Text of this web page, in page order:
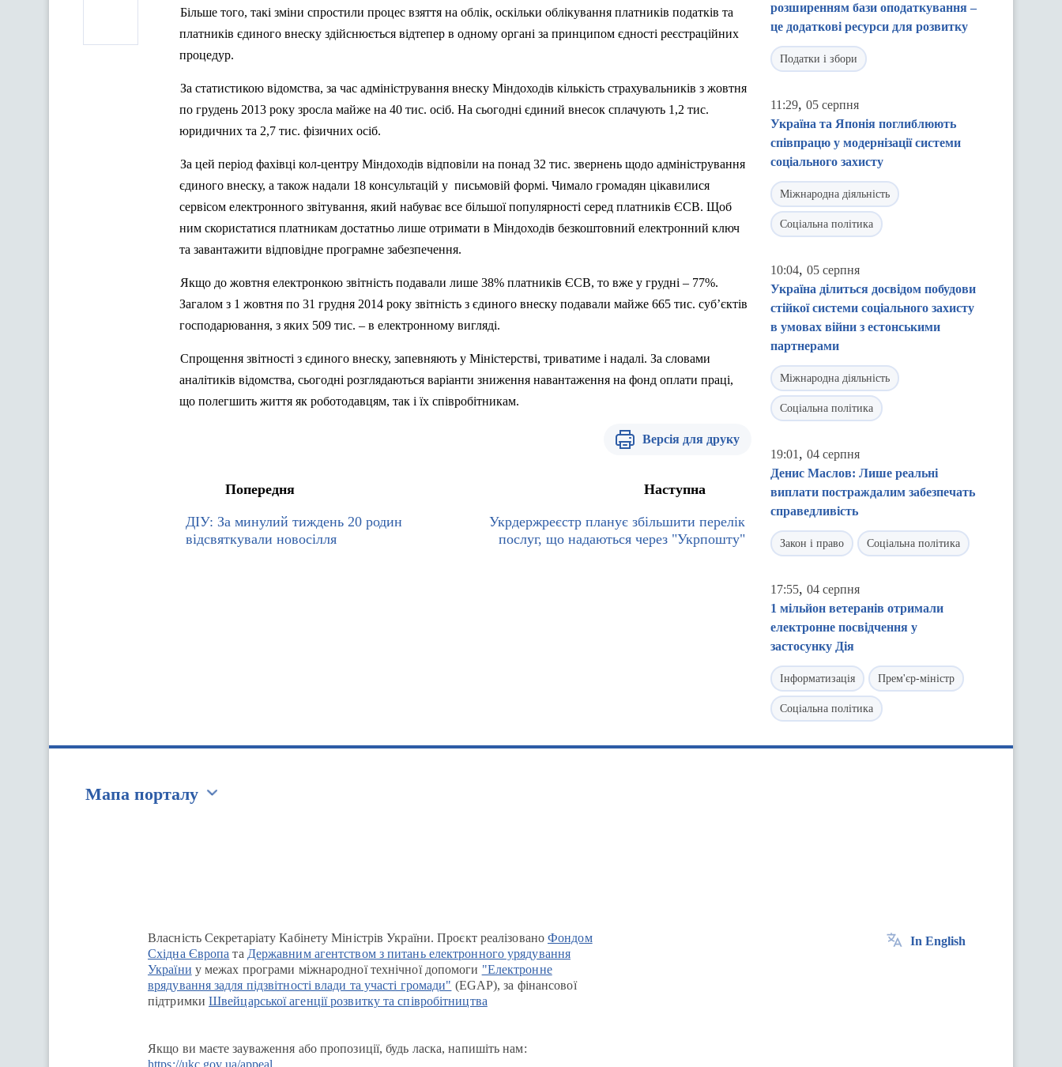
Більше того, такі зміни спростили процес взяття на облік, оскільки облікування платників податків та
платників єдиного внеску здійснюється відтепер в одному органі за принципом єдності реєстраційних
процедур.
За статистикою відомства, за час адміністрування внеску Міндоходів кількість страхувальників з жовтня
по грудень 2013 року зросла майже на 40 тис. осіб. На сьогодні єдиний внесок сплачують 1,2 тис.
юридичних та 2,7 тис. фізичних осіб.
За цей період фахівці кол-центру Міндоходів відповіли на понад 32 тис. звернень щодо адміністрування
єдиного внеску, а також надали 18 консультацій у письмовій формі. Чимало громадян цікавилися
сервісом електронного звітування, який набуває все більшої популярності серед платників ЄСВ. Щоб
ним скористатися платникам достатньо лише отримати в Міндоходів безкоштовний електронний ключ
та завантажити відповідне програмне забезпечення.
Якщо до жовтня електронкою звітність подавали лише 38% платників ЄСВ, то вже у грудні – 77%.
Загалом з 1 жовтня по 31 грудня 2014 року звітність з єдиного внеску подавали майже 665 тис. суб’єктів
господарювання, з яких 509 тис. – в електронному вигляді.
Спрощення звітності з єдиного внеску, запевняють у Міністерстві, триватиме і надалі. За словами
аналітиків відомства, сьогодні розглядаються варіанти зниження навантаження на фонд оплати праці,
що полегшить життя як роботодавцям, так і їх співробітникам.
Версія для друку
Попередня
ДІУ: За минулий тиждень 20 родин
відсвяткували новосілля
Наступна
Укрдержреєстр планує збільшити перелік
послуг, що надаються через "Укрпошту"
розширенням бази оподаткування –
це додаткові ресурси для розвитку
Податки і збори
11:29, 05 серпня
Україна та Японія поглиблюють
співпрацю у модернізації системи
соціального захисту
Міжнародна діяльність
Соціальна політика
10:04, 05 серпня
Україна ділиться досвідом побудови
стійкої системи соціального захисту
в умовах війни з естонськими
партнерами
Міжнародна діяльність
Соціальна політика
19:01 , 04 серпня
Денис Маслов: Лише реальні
виплати постраждалим забезпечать
справедливість
Закон і право Соціальна політика
17:55, 04 серпня
1 мільйон ветеранів отримали
електронне посвідчення у
застосунку Дія
Інформатизація Прем'єр-міністр
Соціальна політика
Мапа порталу
Власність Секретаріату Кабінету Міністрів України. Проєкт реалізованоФондом
Східна Європа та Державним агентством з питань електронного урядування
України у межах програми міжнародної технічної допомоги "Електронне
врядування задля підзвітності влади та участі громади" (EGAP), за фінансової
підтримки Швейцарської агенції розвитку та співробітництва
Якщо ви маєте зауваження або пропозиції, будь ласка, напишіть нам:
https://ukc.gov.ua/appeal
In English